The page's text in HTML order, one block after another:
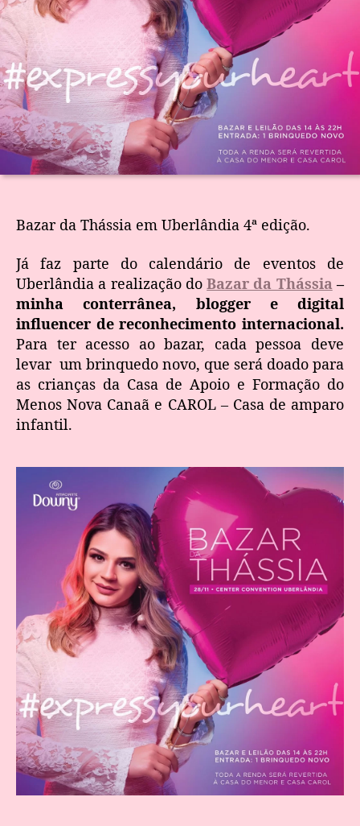
Bazar da Thássia em Uberlândia 4ª edição.
Já faz parte do calendário de eventos de
Uberlândia a realização doBazar da Thássia –
minha conterrânea, blogger e digital
influencer de reconhecimento internacional.
Para ter acesso ao bazar, cada pessoa deve
levar um brinquedo novo, que será doado para
as crianças da Casa de Apoio e Formação do
Menos Nova Canaã e CAROL – Casa de amparo
infantil.